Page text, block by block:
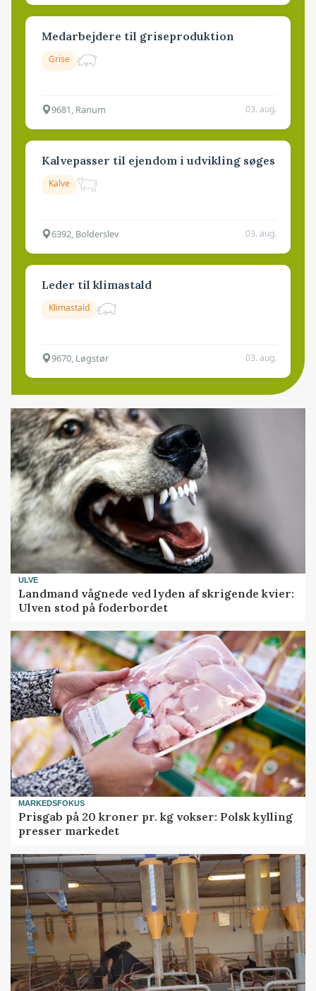
Medarbejdere til griseproduktion
Grise
9681, Ranum 03. aug.
Kalvepasser til ejendom i udvikling søges
Kalve
6392, Bolderslev 03. aug.
Leder til klimastald
Klimastald
9670, Løgstør 03. aug.
ULVE
Landmand vågnede ved lyden af skrigende kvier:
Ulven stod på foderbordet
MARKEDSFOKUS
Prisgab på 20 kroner pr. kg vokser: Polsk kylling
presser markedet